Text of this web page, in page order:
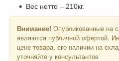
Вес нетто – 210кг.
Внимание! Опубликованные на
являются публичной офертой.
цене товара, его наличии на
уточняйте у консультантов